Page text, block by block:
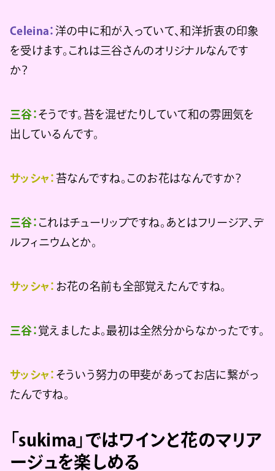
Celeina： 洋の中に和が入っていて、和洋折衷の印象
を受けます。これは三谷さんのオリジナルなんです
か？
三谷： そうです。苔を混ぜたりしていて和の雰囲気を
出しているんです。
サッシャ： 苔なんですね。このお花はなんですか？
三谷： これはチューリップですね。あとはフリージア、デ
ルフィニウムとか。
サッシャ： お花の名前も全部覚えたんですね。
三谷： 覚えましたよ。最初は全然分からなかったです。
サッシャ： そういう努力の甲斐があってお店に繋がっ
たんですね。
「sukima」ではワインと花のマリア
ージュを楽しめる